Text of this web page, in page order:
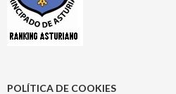
POLÍTICA DE COOKIES